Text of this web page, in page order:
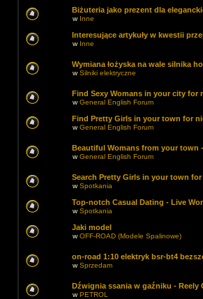
Biżuteria jako prezent dla
w Inne
Interesujące artykuły w kwestii
w Inne
Wymiana łożyska na wale silnika
wSilniki elektryczne
Find Sexy Womans in your city for
wGeneral English Forum
Find Pretty Girls in your town for
wGeneral English Forum
Beautiful Womans from your town
wGeneral English Forum
Search Pretty Girls in your town
wSpotkania
Top-notch Сasual Dating - Live
wSpotkania
Jaki model
wOFF-ROAD (Modele Spalinowe)
on-road 1:10 elektryk bsr-bt4
wSprzedam
Dźwignia ssania w gaźniku - Reely
wPETROL